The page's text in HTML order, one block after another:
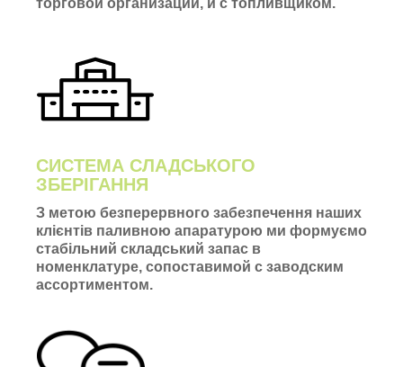
торговой организации, и с топливщиком.
СИСТЕМА СЛАДСЬКОГО
ЗБЕРІГАННЯ
З метою безперервного забезпечення наших
клієнтів паливною апаратурою ми формуємо
стабільний складський запас в
номенклатуре, сопоставимой с заводским
ассортиментом.